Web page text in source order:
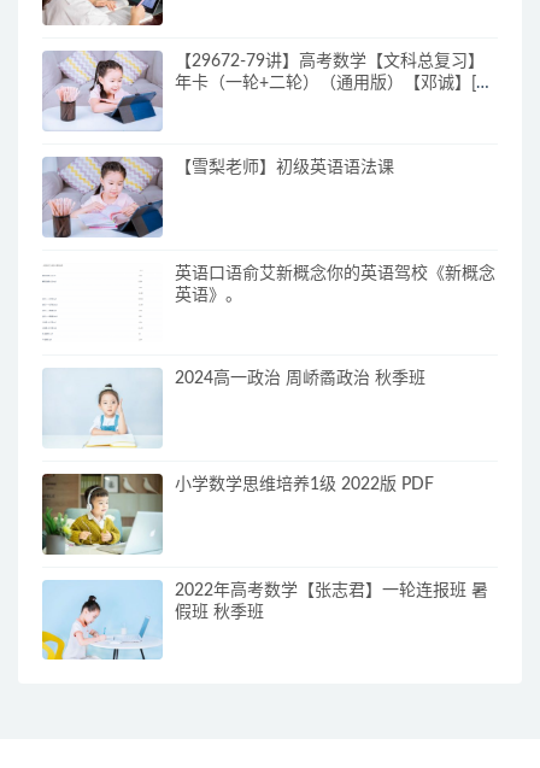
【29672-79讲】高考数学【文科总复习】
年卡（一轮+二轮）（通用版）【邓诚】[百
【雪梨老师】初级英语语法课
英语口语俞艾新概念你的英语驾校《新概念
英语》。
2024高一政治 周峤矞政治 秋季班
小学数学思维培养1级 2022版 PDF
2022年高考数学【张志君】一轮连报班 暑
假班 秋季班